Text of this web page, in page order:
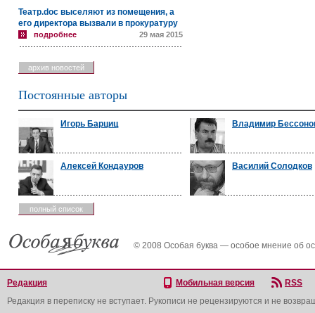
Театр.doc выселяют из помещения, а
его директора вызвали в прокуратуру
подробнее 29 мая 2015
архив новостей
Постоянные авторы
Игорь Барциц Владимир
Алексей Кондауров Василий Солодков
полный список
© 2008 Особая буква — особое мнение об
Редакция Мобильная версия
RSS
Редакция в переписку не вступает. Рукописи не рецензируются и не